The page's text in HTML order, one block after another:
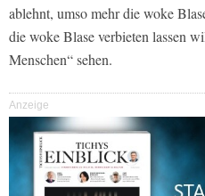
ablehnt, umso mehr die woke
die woke Blase verbieten lassen
Menschen“ sehen.
Anzeige